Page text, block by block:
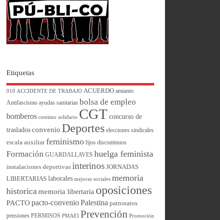
Etiquetas
010 ACCIDENTE DE TRABAJO ACUERDO amianto
Antifascismo ayudas sanitarias bolsa de empleo
bomberos centimo solidario CGT concurso de
traslados convenio Deportes elecciones sindicales
escala auxiliar feminismo fijos discontinuos
Formación GUARDALLAVES huelga feminista
instalaciones deportivas interinos JORNADAS
LIBERTARIAS laborales mejoras sociales memoria
historica memoria libertaria oposiciones
PACTO pacto-convenio Palestina patronatos
pensiones PERMISOS PMAEI Prevención Promoción